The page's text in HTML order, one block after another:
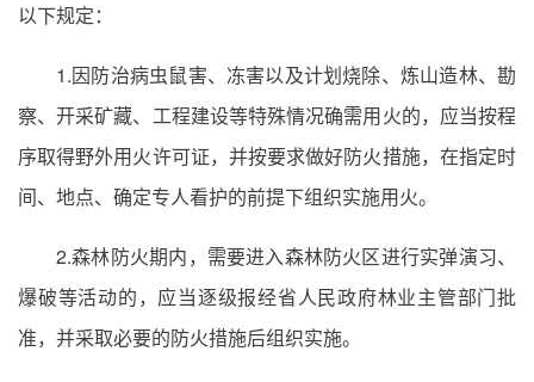
以下规定：
1.因防治病虫鼠害、冻害以及计划烧除、炼山造林、勘
察、开采矿藏、工程建设等特殊情况确需用火的，应当按程
序取得野外用火许可证，并按要求做好防火措施，在指定时
间、地点、确定专人看护的前提下组织实施用火。
2.森林防火期内，需要进入森林防火区进行实弹演习、
爆破等活动的，应当逐级报经省人民政府林业主管部门批
准，并采取必要的防火措施后组织实施。